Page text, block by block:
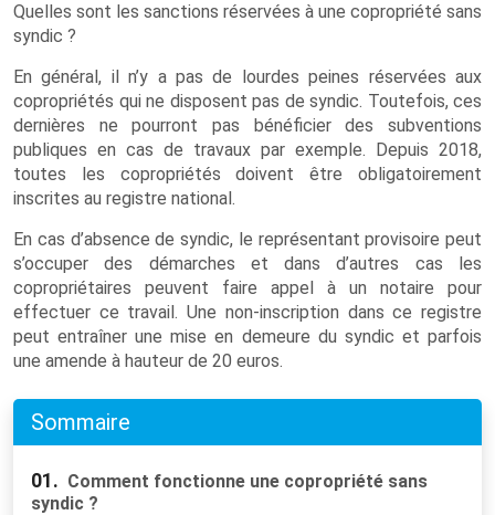
Quelles sont les sanctions réservées à une copropriété sans
syndic ?
En général, il n’y a pas de lourdes peines réservées aux
copropriétés qui ne disposent pas de syndic. Toutefois, ces
dernières ne pourront pas bénéficier des subventions
publiques en cas de travaux par exemple. Depuis 2018,
toutes les copropriétés doivent être obligatoirement
inscrites au registre national.
En cas d’absence de syndic, le représentant provisoire peut
s’occuper des démarches et dans d’autres cas les
copropriétaires peuvent faire appel à un notaire pour
effectuer ce travail. Une non-inscription dans ce registre
peut entraîner une mise en demeure du syndic et parfois
une amende à hauteur de 20 euros.
Sommaire
01. Comment fonctionne une copropriété sans
syndic ?